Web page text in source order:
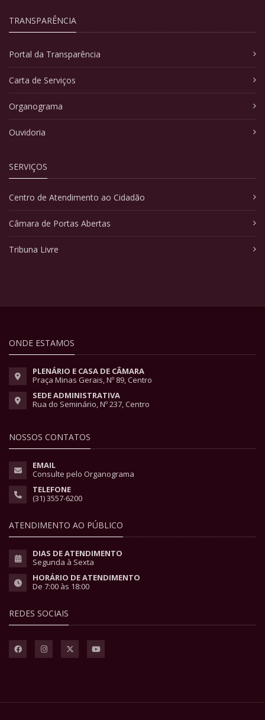
TRANSPARÊNCIA
Portal da Transparência
Carta de Serviços
Organograma
Ouvidoria
SERVIÇOS
Centro de Atendimento ao Cidadão
Câmara de Portas Abertas
Tribuna Livre
ONDE ESTAMOS
PLENÁRIO E CASA DE CÂMARA
Praça Minas Gerais, Nº 89, Centro
SEDE ADMINISTRATIVA
Rua do Seminário, Nº 237, Centro
NOSSOS CONTATOS
EMAIL
Consulte pelo Organograma
TELEFONE
(31) 3557-6200
ATENDIMENTO AO PÚBLICO
DIAS DE ATENDIMENTO
Segunda à Sexta
HORÁRIO DE ATENDIMENTO
De 7:00 às 18:00
REDES SOCIAIS